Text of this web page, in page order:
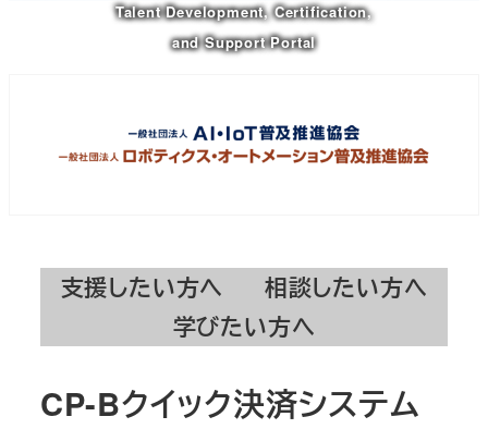
Talent Development, Certification,
and Support Portal
支援したい方へ
相談したい方へ
学びたい方へ
CP-Bクイック決済システム